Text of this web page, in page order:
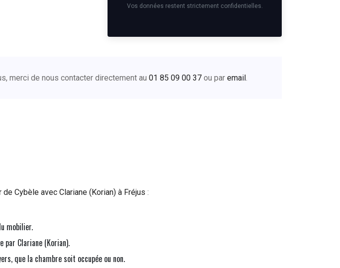
Vos données restent strictement confidentielles.
merci de nous contacter directement au 01 85 09 00 37 ou par email.
de Cybèle avec Clariane (Korian) à Fréjus :
mobilier.
par Clariane (Korian).
que la chambre soit occupée ou non.